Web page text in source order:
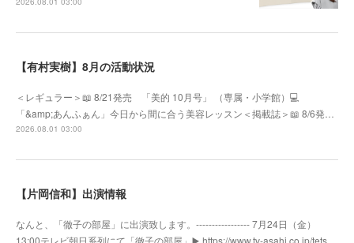
【有村実樹】8月の活動状況
＜レギュラー＞📖 8/21発売 「美的 10月号」 （専属・小学館）💻
「&amp;あんふぁん」今日から間に合う美容レッスン＜掲載誌＞📖 8/6発…
2026.08.01 03:00
【片岡信和】出演情報
なんと、「徹子の部屋」に出演致します。----------------- 7月24日（金）
13:00テレビ朝日系列にて「徹子の部屋」▶️ https://www.tv-asahi.co.jp/tets…